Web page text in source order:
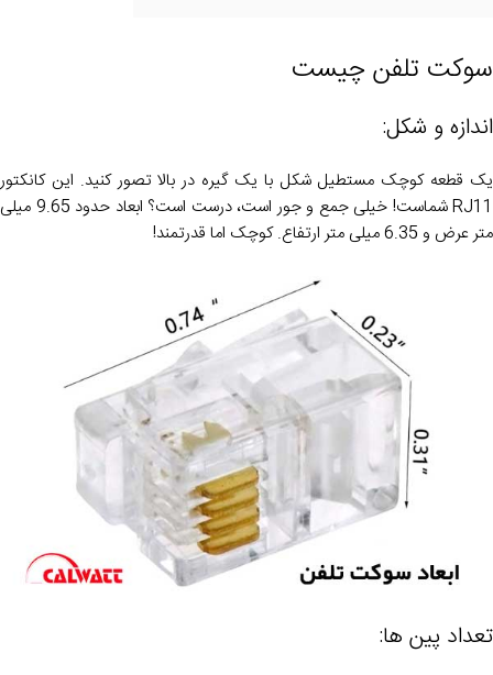
سوکت تلفن چیست
اندازه و شکل:
یک قطعه کوچک مستطیل شکل با یک گیره در بالا تصور کنید. این کانکتور
RJ11 شماست! خیلی جمع و جور است، درست است؟ ابعاد حدود 9.65 میلی
متر عرض و 6.35 میلی متر ارتفاع. کوچک اما قدرتمند!
تعداد پین ها: